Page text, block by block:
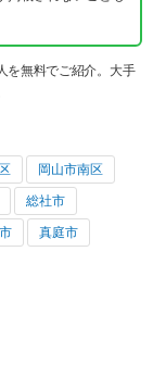
を無料でご紹介。大手
岡山市南区
総社市
真庭市